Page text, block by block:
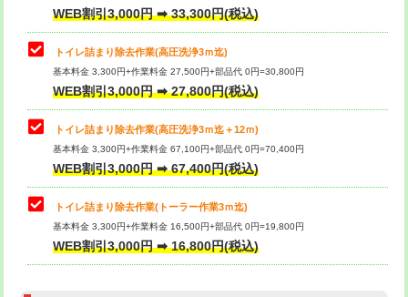
WEB割引3,000円 ➡ 33,300円(税込)
トイレ詰まり除去作業(高圧洗浄3ｍ迄)
基本料金 3,300円+作業料金 27,500円+部品代 0円=30,800円
WEB割引3,000円 ➡ 27,800円(税込)
トイレ詰まり除去作業(高圧洗浄3ｍ迄＋12ｍ)
基本料金 3,300円+作業料金 67,100円+部品代 0円=70,400円
WEB割引3,000円 ➡ 67,400円(税込)
トイレ詰まり除去作業(トーラー作業3ｍ迄)
基本料金 3,300円+作業料金 16,500円+部品代 0円=19,800円
WEB割引3,000円 ➡ 16,800円(税込)